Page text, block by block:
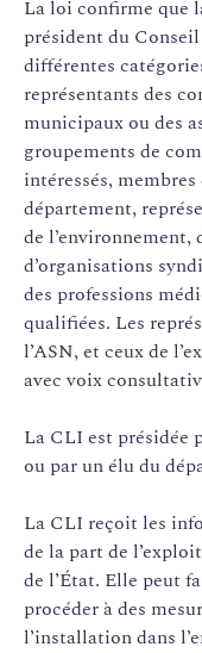
La loi confirme que
président du
différentes
représentants des
municipaux ou des
groupements de
intéressés,
département,
de
d’organisations
des professions
qualifiées. Les
l’ASN, et ceux de
avec voix
La CLI est présidée
ou par un élu du
La CLI reçoit les
de la part de
de l’État. Elle peut
procéder à des
l’installation dans